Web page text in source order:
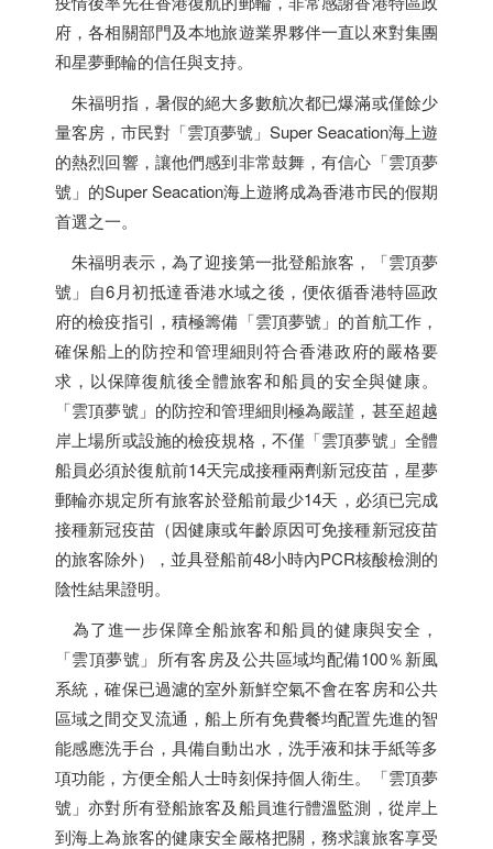
府，各相關部門及本地旅遊業界夥伴一直以來對集團
和星夢郵輪的信任與支持。
朱福明指，暑假的絕大多數航次都已爆滿或僅餘少
量客房，市民對「雲頂夢號」Super Seacation海上遊
的熱烈回響，讓他們感到非常鼓舞，有信心「雲頂夢
號」的Super Seacation海上遊將成為香港市民的假期
首選之一。
朱福明表示，為了迎接第一批登船旅客，「雲頂夢
號」自6月初抵達香港水域之後，便依循香港特區政
府的檢疫指引，積極籌備「雲頂夢號」的首航工作，
確保船上的防控和管理細則符合香港政府的嚴格要
求，以保障復航後全體旅客和船員的安全與健康。
「雲頂夢號」的防控和管理細則極為嚴謹，甚至超越
岸上場所或設施的檢疫規格，不僅「雲頂夢號」全體
船員必須於復航前14天完成接種兩劑新冠疫苗，星夢
郵輪亦規定所有旅客於登船前最少14天，必須已完成
接種新冠疫苗（因健康或年齡原因可免接種新冠疫苗
的旅客除外），並具登船前48小時內PCR核酸檢測的
陰性結果證明。
為了進一步保障全船旅客和船員的健康與安全，
「雲頂夢號」所有客房及公共區域均配備100％新風
系統，確保已過濾的室外新鮮空氣不會在客房和公共
區域之間交叉流通，船上所有免費餐均配置先進的智
能感應洗手台，具備自動出水，洗手液和抹手紙等多
項功能，方便全船人士時刻保持個人衛生。「雲頂夢
號」亦對所有登船旅客及船員進行體溫監測，從岸上
到海上為旅客的健康安全嚴格把關，務求讓旅客享受